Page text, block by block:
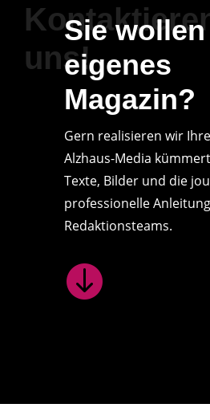
uns!
Sie
eigenes
Magazin?
Gern realisieren wir
Alzhaus-Media
Texte, Bilder und die
professionelle
Redaktionsteams.
